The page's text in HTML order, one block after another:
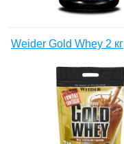
Weider Gold Whey 2 кг